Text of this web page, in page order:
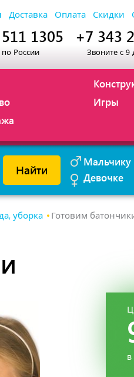
Доставка Оплата Скидки
1305
по России
+7 343
Звоните с 9
Игры
Мальчику
Девочке
Найти
уборка Готовим
в